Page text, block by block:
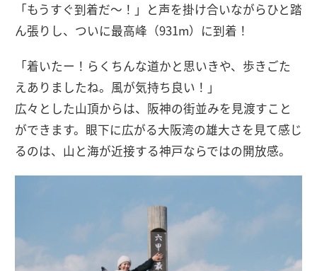
「もうすぐ到着だ〜！」と声を掛け合いながらひと踏
ん張りし、ついに最高峰（931m）に到着！
「着いたー！らくちんな道かと思いきや、歩きごた
えありましたね。風が気持ち良い！」
広々とした山頂からは、阪神の街並みを見渡すこと
ができます。眼下に広がる大阪湾の雄大さを見て感じ
るのは、山と海が近接する神戸ならではの開放感。